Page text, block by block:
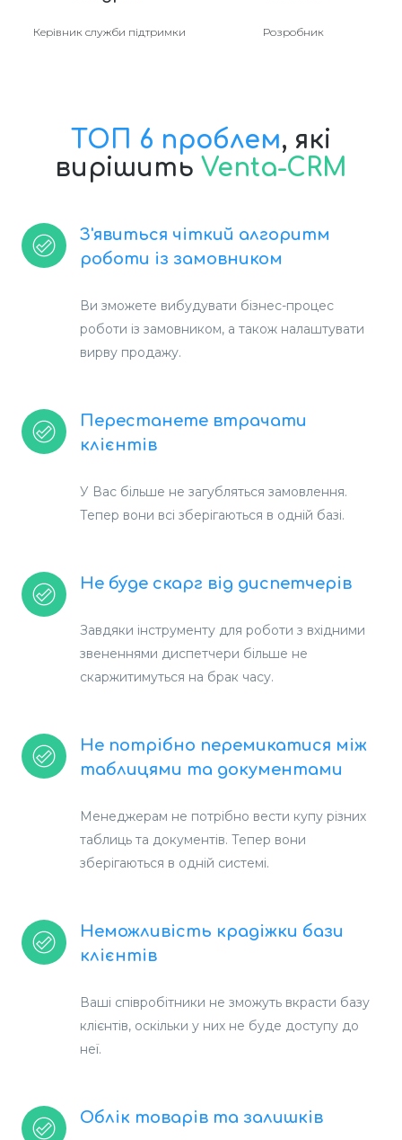
Керівник служби підтримки Розробник
ТОП 6 проблем, які
вирішить Venta-CRM
З'явиться чіткий алгоритм
роботи із замовником
Ви зможете вибудувати бізнес-процес
роботи із замовником, а також налаштувати
вирву продажу.
Перестанете втрачати
клієнтів
У Вас більше не загубляться замовлення.
Тепер вони всі зберігаються в одній базі.
Не буде скарг від диспетчерів
Завдяки інструменту для роботи з вхідними
звененнями диспетчери більше не
скаржитимуться на брак часу.
Не потрібно перемикатися між
таблицями та документами
Менеджерам не потрібно вести купу різних
таблиць та документів. Тепер вони
зберігаються в одній системі.
Неможливість крадіжки бази
клієнтів
Ваші співробітники не зможуть вкрасти базу
клієнтів, оскільки у них не буде доступу до
неї.
Облік товарів та залишків